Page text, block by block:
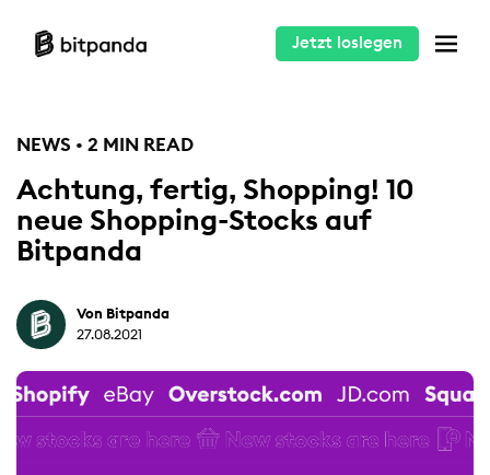
Jetzt loslegen
NEWS • 2 MIN READ
Achtung, fertig, Shopping! 10
neue Shopping-Stocks auf
Bitpanda
Von Bitpanda
27.08.2021